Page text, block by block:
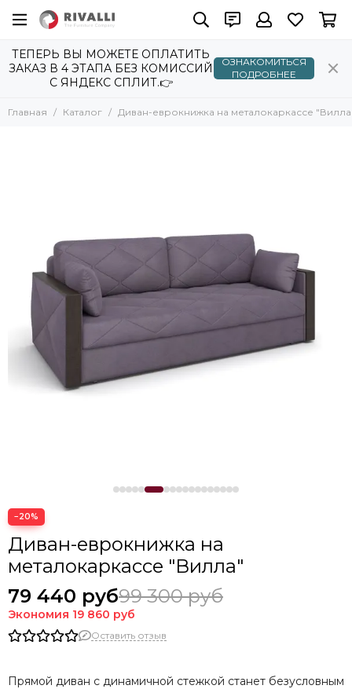
ТЕПЕРЬ ВЫ МОЖЕТЕ ОПЛАТИТЬ
ЗАКАЗ В 4 ЭТАПА БЕЗ КОМИССИЙ
С ЯНДЕКС СПЛИТ.👉
ОЗНАКОМИТЬСЯ
ПОДРОБНЕЕ
Главная Каталог Диван-еврокнижка на металокаркассе
−20%
Диван-еврокнижка на
металокаркассе "Вилла"
79 440 руб99 300 руб
Экономия 19 860 руб
Оставить отзыв
Прямой диван с динамичной стежкой станет безусловным